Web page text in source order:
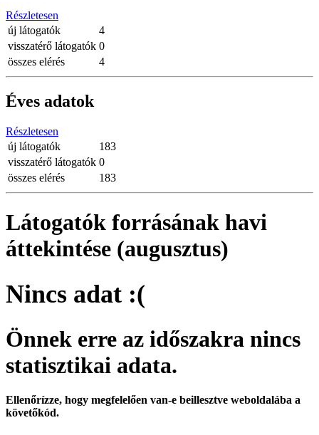
Részletesen
új látogatók
4
visszatérő látogatók 0
összes elérés
4
Éves adatok
Részletesen
új látogatók
183
visszatérő látogatók 0
összes elérés
183
Látogatók forrásának havi
áttekintése (augusztus)
Nincs adat :(
Önnek erre az időszakra nincs
statisztikai adata.
Ellenőrízze, hogy megfelelően van-e beillesztve weboldalába a
követőkód.